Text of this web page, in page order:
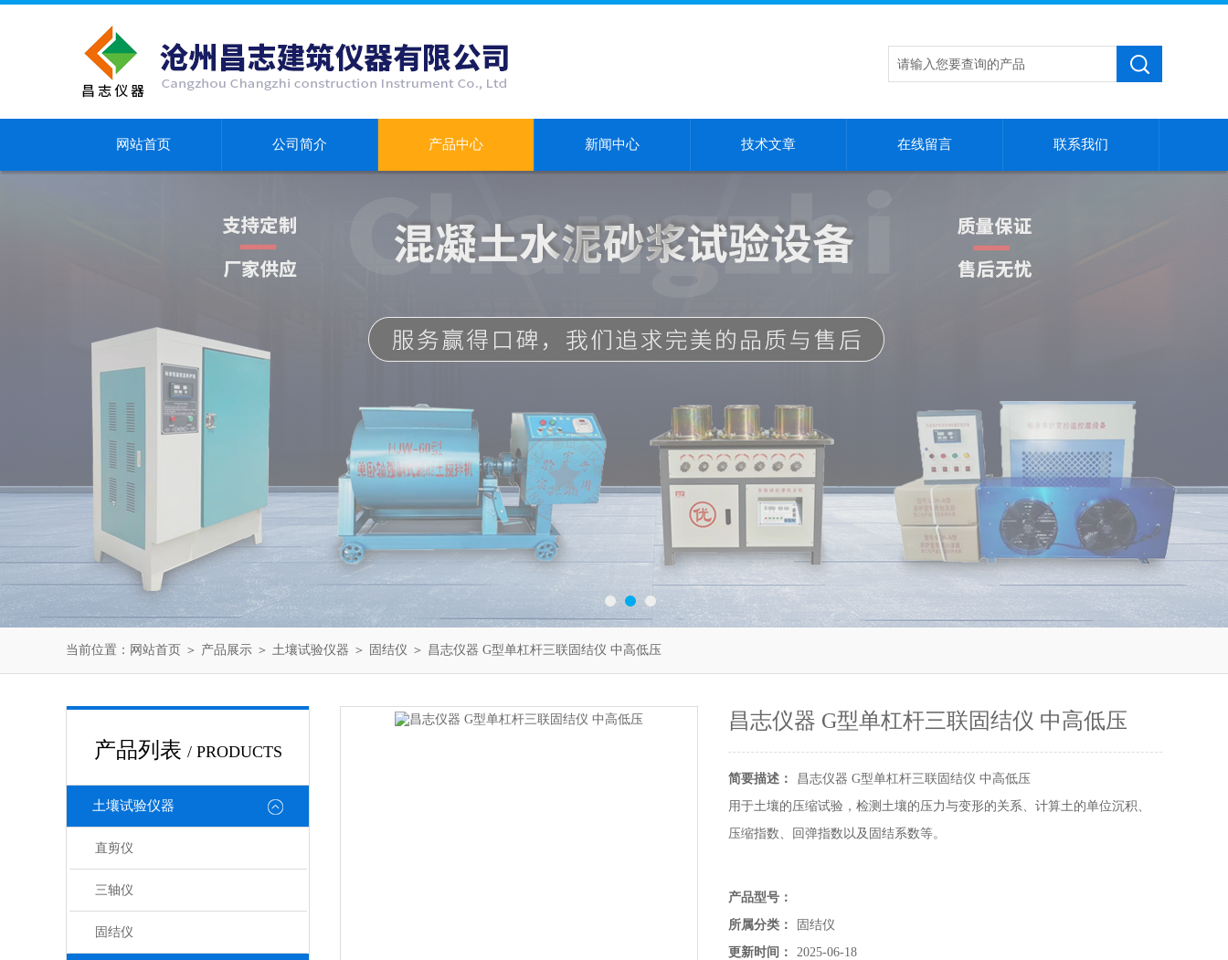
网站首页 公司简介 产品中心 新闻中心 技术文章 在线留言 联系我们
当前位置： 网站首页 ＞ 产品展示 ＞ 土壤试验仪器 ＞ 固结仪 ＞ 昌志仪器 G型单杠杆三联固结仪 中高低压
产品列表 / PRODUCTS
土壤试验仪器
直剪仪
三轴仪
固结仪
昌志仪器 G型单杠杆三联固结仪 中高低压
简要描述：
昌志仪器 G型单杠杆三联固结仪 中高低压
用于土壤的压缩试验，检测土壤的压力与变形的关系、计算土的单位沉积、
压缩指数、回弹指数以及固结系数等。
产品型号：
所属分类：
固结仪
更新时间：
2025-06-18